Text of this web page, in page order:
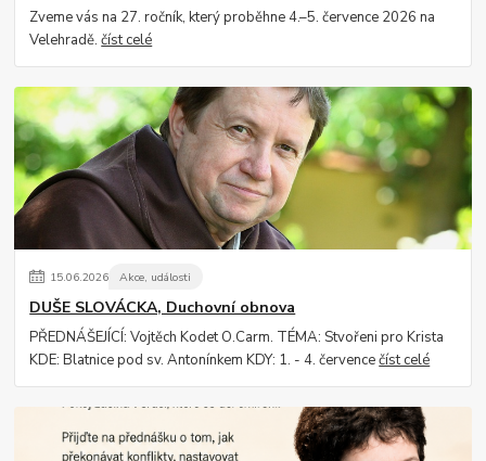
Zveme vás na 27. ročník, který proběhne 4.–5. července 2026 na
Velehradě.číst celé
15.06.2026 Akce, události
DUŠE SLOVÁCKA, Duchovní obnova
PŘEDNÁŠEJÍCÍ: Vojtěch Kodet O.Carm. TÉMA: Stvořeni pro Krista
KDE: Blatnice pod sv. Antonínkem KDY: 1. - 4. červencečíst celé